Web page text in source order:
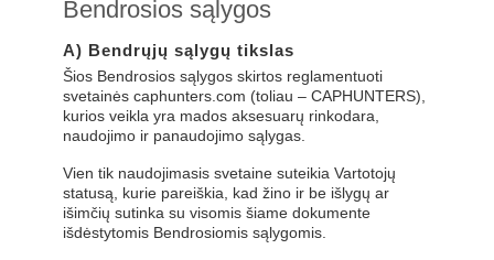
Bendrosios sąlygos
A) Bendrųjų sąlygų tikslas
Šios Bendrosios sąlygos skirtos reglamentuoti
svetainės caphunters.com (toliau – CAPHUNTERS),
kurios veikla yra mados aksesuarų rinkodara,
naudojimo ir panaudojimo sąlygas.
Vien tik naudojimasis svetaine suteikia Vartotojų
statusą, kurie pareiškia, kad žino ir be išlygų ar
išimčių sutinka su visomis šiame dokumente
išdėstytomis Bendrosiomis sąlygomis.